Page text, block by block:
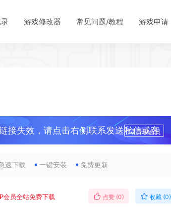
游戏修改器 常见问题/教程 游戏申请
接失效，请点击右侧联系发送私信或客
升级会员
速下载 一键安装 免费更新
会员全站免费下载 点赞 (0) 收藏 (0)